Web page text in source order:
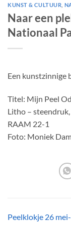
KUNST & CULTUUR
Naar een
Nationaal
Een kunstzinnige
Titel: Mijn Peel
Litho –
RAAM 22-1
Foto: Moniek
Peelklokje 26